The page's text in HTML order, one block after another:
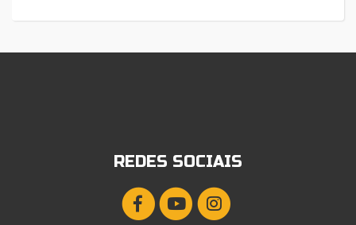
REDES SOCIAIS